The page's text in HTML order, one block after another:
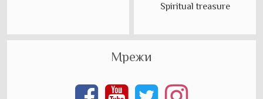
Мрежи
Spiritual treasure